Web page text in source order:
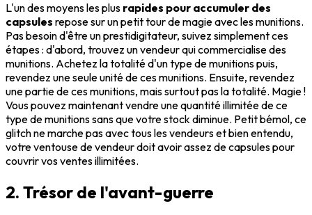
L'un des moyens les plus rapides pour accumuler des
capsules repose sur un petit tour de magie avec les munitions.
Pas besoin d'être un prestidigitateur, suivez simplement ces
étapes : d'abord, trouvez un vendeur qui commercialise des
munitions. Achetez la totalité d'un type de munitions puis,
revendez une seule unité de ces munitions. Ensuite, revendez
une partie de ces munitions, mais surtout pas la totalité. Magie !
Vous pouvez maintenant vendre une quantité illimitée de ce
type de munitions sans que votre stock diminue. Petit bémol, ce
glitch ne marche pas avec tous les vendeurs et bien entendu,
votre ventouse de vendeur doit avoir assez de capsules pour
couvrir vos ventes illimitées.
2. Trésor de l'avant-guerre